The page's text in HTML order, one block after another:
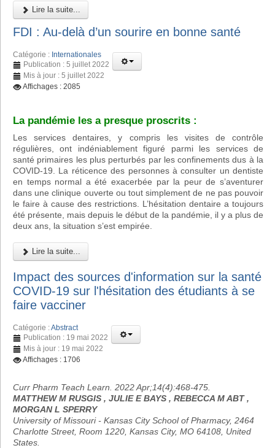
Lire la suite...
FDI : Au-delà d’un sourire en bonne santé
Catégorie : Internationales
Publication : 5 juillet 2022
Mis à jour : 5 juillet 2022
Affichages : 2085
La pandémie les a presque proscrits :
Les services dentaires, y compris les visites de contrôle
régulières, ont indéniablement figuré parmi les services de
santé primaires les plus perturbés par les confinements dus à la
COVID-19. La réticence des personnes à consulter un dentiste
en temps normal a été exacerbée par la peur de s’aventurer
dans une clinique ouverte ou tout simplement de ne pas pouvoir
le faire à cause des restrictions. L’hésitation dentaire a toujours
été présente, mais depuis le début de la pandémie, il y a plus de
deux ans, la situation s’est empirée.
Lire la suite...
Impact des sources d'information sur la santé
COVID-19 sur l'hésitation des étudiants à se
faire vacciner
Catégorie :Abstract
Publication : 19 mai 2022
Mis à jour : 19 mai 2022
Affichages : 1706
Curr Pharm Teach Learn. 2022 Apr;14(4):468-475.
MATTHEW M RUSGIS , JULIE E BAYS , REBECCA M ABT ,
MORGAN L SPERRY
University of Missouri - Kansas City School of Pharmacy, 2464
Charlotte Street, Room 1220, Kansas City, MO 64108, United
States.